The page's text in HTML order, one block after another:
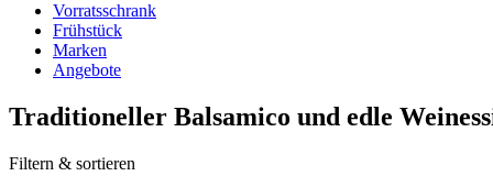
Vorratsschrank
Frühstück
Marken
Angebote
Traditioneller Balsamico und edle
Filtern & sortieren